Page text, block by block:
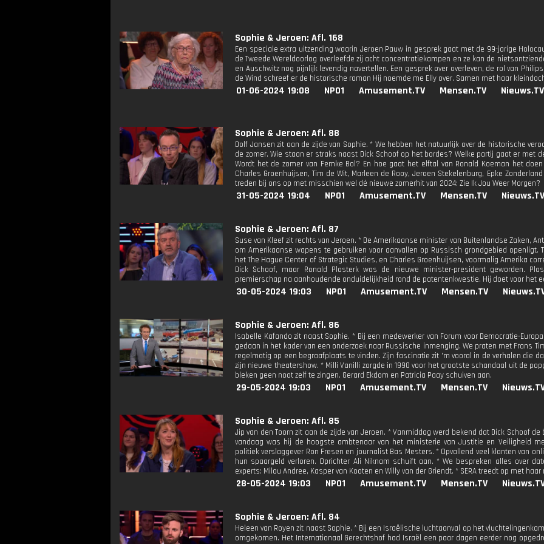
Sophie & Jeroen: Afl. 168
Een speciale extra uitzending waarin Jeroen Pauw in gesprek gaat met de 99-jarige
de Tweede Wereldoorlog overleefde zij acht concentratiekampen en ze kan de
en Auschwitz nog pijnlijk levendig navertellen. Een gesprek over overleven, de rol van
de Wind schreef er de historische roman Hij noemde me Elly over. Samen met haar
01-06-2024 19:08 NPO1 Amusement.TV Mensen.TV Nieuws.TV
Sophie & Jeroen: Afl. 88
Dolf Jansen zit aan de zijde van Sophie. * We hebben het natuurlijk over de historische
de zomer. Wie staan er straks naast Dick Schoof op het bordes? Welke partij gaat er met
Wordt het de zomer van Femke Bol? En hoe gaat het elftal van Ronald Koeman het
Charles Groenhuijsen, Tim de Wit, Marleen de Rooy, Jeroen Stekelenburg, Epke
treden bij ons op met misschien wel dé nieuwe zomerhit van 2024: Zie Ik Jou Weer Morgen?
31-05-2024 19:04 NPO1 Amusement.TV Mensen.TV Nieuws.TV
Sophie & Jeroen: Afl. 87
Suse van Kleef zit rechts van Jeroen. * De Amerikaanse minister van Buitenlandse Zaken,
om Amerikaanse wapens te gebruiken voor aanvallen op Russisch grondgebied openligt.
het The Hague Center of Strategic Studies, en Charles Groenhuijsen, voormalig Amerika
Dick Schoof, maar Ronald Plasterk was de nieuwe minister-president geworden.
premierschap na aanhoudende onduidelijkheid rond de patentenkwestie. Hij doet voor het
30-05-2024 19:03 NPO1 Amusement.TV Mensen.TV
Sophie & Jeroen: Afl. 86
Isabelle Kafando zit naast Sophie. * Bij een medewerker van Forum voor Democratie-
gedaan in het kader van een onderzoek naar Russische inmenging. We praten met Frans
regelmatig op een begraafplaats te vinden. Zijn fascinatie zit 'm vooral in de verhalen die
zijn nieuwe theatershow. * Milli Vanilli zorgde in 1990 voor het grootste schandaal uit de
bleken geen noot zelf te zingen. Gerard Ekdom en Patricia Paay schuiven aan.
29-05-2024 19:03 NPO1 Amusement.TV Mensen.TV
Sophie & Jeroen: Afl. 85
Jip van den Toorn zit aan de zijde van Jeroen. * Vanmiddag werd bekend dat Dick Schoof
vandaag was hij de hoogste ambtenaar van het ministerie van Justitie en Veiligheid
politiek verslaggever Ron Fresen en journalist Bas Mesters. * Opvallend veel klanten van
hun spaargeld verloren. Oprichter Ali Niknam schuift aan. * We bespreken alles over
experts: Milou Andree, Kasper van Kooten en Willy van der Griendt. * SERA treedt op met
28-05-2024 19:03 NPO1 Amusement.TV Mensen.TV
Sophie & Jeroen: Afl. 84
Heleen van Royen zit naast Sophie. * Bij een Israëlische luchtaanval op het
omgekomen. Het Internationaal Gerechtshof had Israël een paar dagen eerder nog